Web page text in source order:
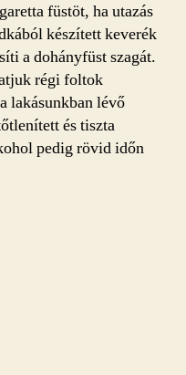
füstöt, ha utazás
készített keverék
a dohányfüst szagát.
régi foltok
lakásunkban lévő
és tiszta
pedig rövid időn